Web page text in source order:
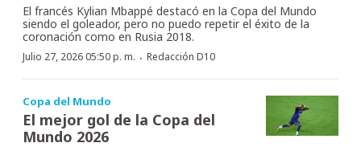
El francés Kylian Mbappé destacó en la Copa del Mundo
siendo el goleador, pero no puedo repetir el éxito de la
coronación como en Rusia 2018.
Julio 27, 2026 05:50 p. m. · Redacción D10
Copa del Mundo
El mejor gol de la Copa del
Mundo 2026